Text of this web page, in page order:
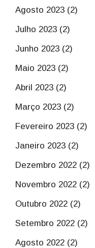
Agosto 2023 (2)
Julho 2023 (2)
Junho 2023 (2)
Maio 2023 (2)
Abril 2023 (2)
Março 2023 (2)
Fevereiro 2023 (2)
Janeiro 2023 (2)
Dezembro 2022 (2)
Novembro 2022 (2)
Outubro 2022 (2)
Setembro 2022 (2)
Agosto 2022 (2)